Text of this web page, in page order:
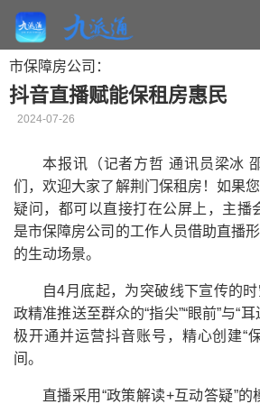
市保障房公司：
抖音直播赋能保租房惠民
2024-07-26
本报讯（记者方哲 通讯员梁冰
们，欢迎大家了解荆门保租房！如果
疑问，都可以直接打在公屏上，主播
是市保障房公司的工作人员借助直播
的生动场景。
自4月底起，为突破线下宣传的
政精准推送至群众的“指尖”“眼前”与“
极开通并运营抖音账号，精心创建“
间。
直播采用“政策解读+互动答疑”的